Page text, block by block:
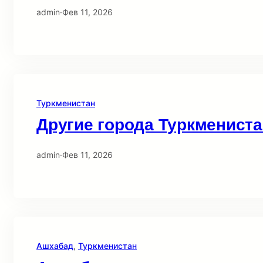
admin·Фев 11, 2026
Туркменистан
Другие города
admin·Фев 11, 2026
Ашхабад, Туркменистан